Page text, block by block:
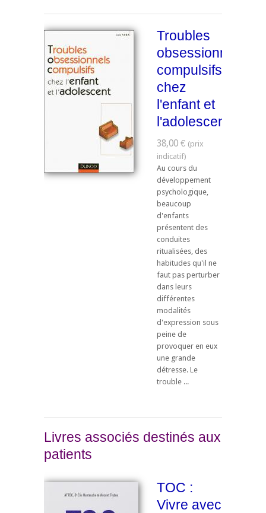
Troubles
obsessionnels
compulsifs
chez
l'enfant et
l'adolescent
38,00 €
Au cours du
développement
psychologique,
beaucoup
d'enfants
présentent des
conduites
ritualisées, des
habitudes qu'il ne
faut pas perturber
dans leurs
différentes
modalités
d'expression sous
peine de
provoquer en eux
une grande
détresse. Le
trouble ...
Livres associés destinés aux
patients
TOC :
Vivre avec